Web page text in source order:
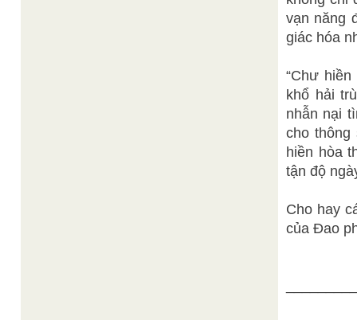
vạn năng
giác hóa
“Chư
khổ hải
nhẫn nại
cho thông
hiền hòa
tận độ
Cho hay
của Đao